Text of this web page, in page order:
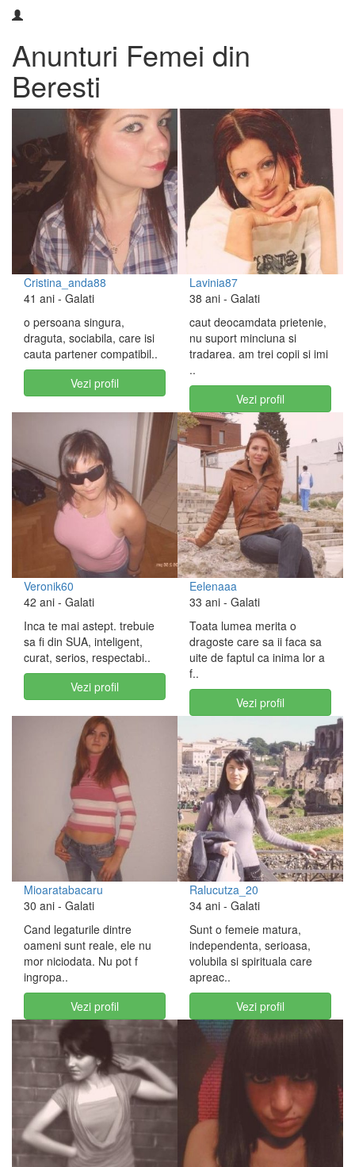
Anunturi Femei din
Beresti
Cristina_anda88
41 ani - Galati
o persoana singura,
draguta, sociabila, care isi
cauta partener compatibil..
Vezi profil
Lavinia87
38 ani - Galati
caut deocamdata prietenie,
nu suport minciuna si
tradarea. am trei copii si imi
..
Vezi profil
Veronik60
42 ani - Galati
Inca te mai astept. trebuie
sa fi din SUA, inteligent,
curat, serios, respectabi..
Vezi profil
Eelenaaa
33 ani - Galati
Toata lumea merita o
dragoste care sa ii faca sa
uite de faptul ca inima lor a
f..
Vezi profil
Mioaratabacaru
30 ani - Galati
Cand legaturile dintre
oameni sunt reale, ele nu
mor niciodata. Nu pot f
ingropa..
Vezi profil
Ralucutza_20
34 ani - Galati
Sunt o femeie matura,
independenta, serioasa,
volubila si spirituala care
apreac..
Vezi profil